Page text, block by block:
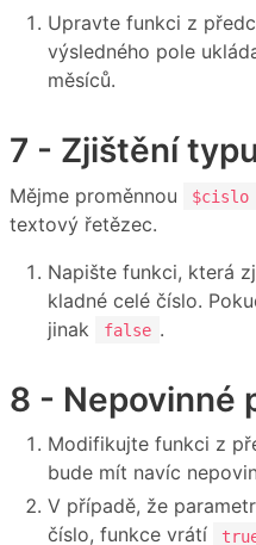
Upravte funkci z
výsledného pole
měsíců.
7 - Zjištění
Mějme proměnnou $cislo
textový řetězec.
Napište funkci, která
kladné celé číslo.
jinak
false .
8 - Nepovinné
Modifikujte funkci z
bude mít navíc
V případě, že parametr
číslo, funkce vrátí